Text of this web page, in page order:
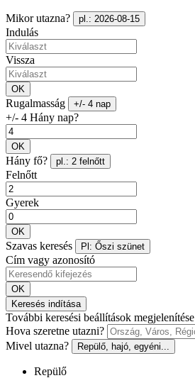
Mikor utazna? pl.: 2026-08-15
Indulás
Vissza
OK
Rugalmasság +/- 4 nap
+/- 4 Hány nap?
OK
Hány fő? pl.: 2 felnőtt
Felnőtt
Gyerek
OK
Szavas keresés Pl: Őszi szünet
Cím vagy azonosító
OK
Keresés indítása
További keresési beállítások megjelenítése
Hova szeretne utazni?
Mivel utazna?
Repülő, hajó, egyéni...
Repülő